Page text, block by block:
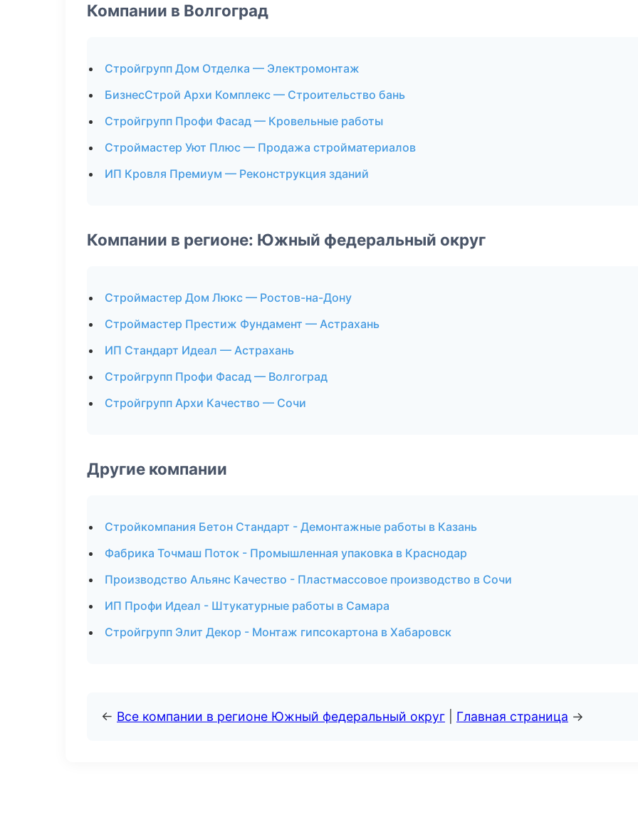
Компании в Волгоград
Стройгрупп Дом Отделка — Электромонтаж
БизнесСтрой Архи Комплекс — Строительство бань
Стройгрупп Профи Фасад — Кровельные работы
Строймастер Уют Плюс — Продажа стройматериалов
ИП Кровля Премиум — Реконструкция зданий
Компании в регионе: Южный федеральный округ
Строймастер Дом Люкс — Ростов-на-Дону
Строймастер Престиж Фундамент — Астрахань
ИП Стандарт Идеал — Астрахань
Стройгрупп Профи Фасад — Волгоград
Стройгрупп Архи Качество — Сочи
Другие компании
Стройкомпания Бетон Стандарт - Демонтажные работы в Казань
Фабрика Точмаш Поток - Промышленная упаковка в Краснодар
Производство Альянс Качество - Пластмассовое производство в Сочи
ИП Профи Идеал - Штукатурные работы в Самара
Стройгрупп Элит Декор - Монтаж гипсокартона в Хабаровск
← Все компании в регионе Южный федеральный округ Главная страница →